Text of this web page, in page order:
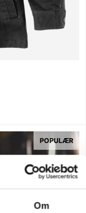
Om
POPULÆR